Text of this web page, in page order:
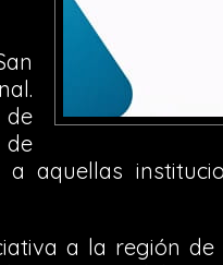
de
aquellas
a la región de